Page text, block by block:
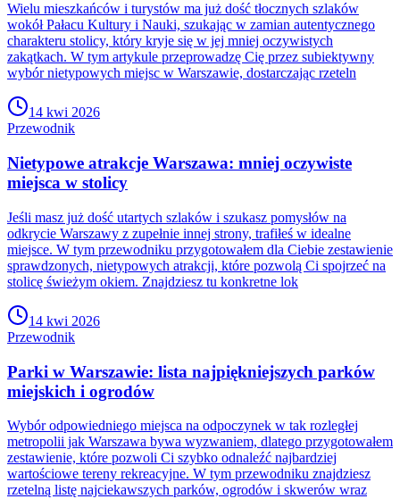
Wielu mieszkańców i turystów ma już dość tłocznych szlaków
wokół Pałacu Kultury i Nauki, szukając w zamian autentycznego
charakteru stolicy, który kryje się w jej mniej oczywistych
zakątkach. W tym artykule przeprowadzę Cię przez subiektywny
wybór nietypowych miejsc w Warszawie, dostarczając rzeteln
14 kwi 2026
Przewodnik
Nietypowe atrakcje Warszawa: mniej oczywiste
miejsca w stolicy
Jeśli masz już dość utartych szlaków i szukasz pomysłów na
odkrycie Warszawy z zupełnie innej strony, trafiłeś w idealne
miejsce. W tym przewodniku przygotowałem dla Ciebie zestawienie
sprawdzonych, nietypowych atrakcji, które pozwolą Ci spojrzeć na
stolicę świeżym okiem. Znajdziesz tu konkretne lok
14 kwi 2026
Przewodnik
Parki w Warszawie: lista najpiękniejszych parków
miejskich i ogrodów
Wybór odpowiedniego miejsca na odpoczynek w tak rozległej
metropolii jak Warszawa bywa wyzwaniem, dlatego przygotowałem
zestawienie, które pozwoli Ci szybko odnaleźć najbardziej
wartościowe tereny rekreacyjne. W tym przewodniku znajdziesz
rzetelną listę najciekawszych parków, ogrodów i skwerów wraz